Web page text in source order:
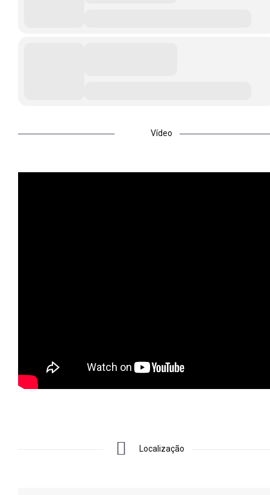
Vídeo
Localização